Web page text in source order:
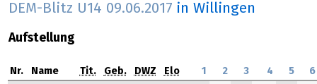
DEM-Blitz U14 09.06.2017 in Willingen
Aufstellung
Nr. Name Tit. Geb. DWZ Elo 1 2 3 4 5 6